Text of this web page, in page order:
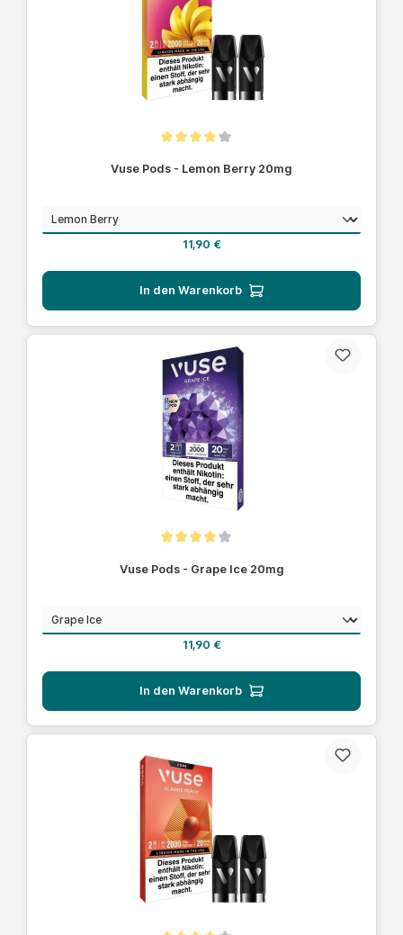
Vuse Pods - Lemon Berry 20mg
Geschmack
Regulärer Preis:
11,90 €
In den Warenkorb
Vuse Pods - Grape Ice 20mg
Geschmack
Regulärer Preis:
11,90 €
In den Warenkorb